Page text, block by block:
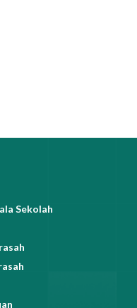
Sekolah